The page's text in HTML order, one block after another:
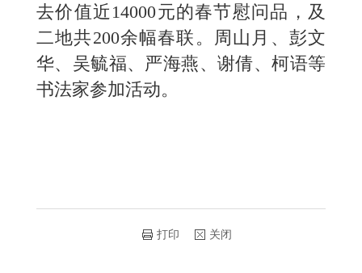
去价值近14000元的春节慰问品，及
二地共200余幅春联。周山月、彭文
华、吴毓福、严海燕、谢倩、柯语等
书法家参加活动。
打印 关闭